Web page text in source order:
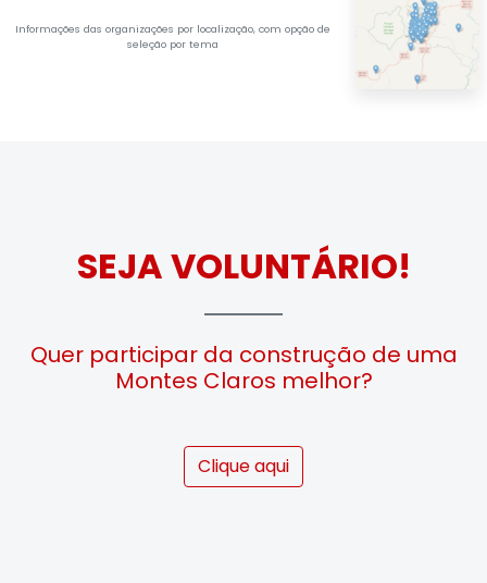
Informações das organizações por localização, com opção de
seleção por tema
SEJA VOLUNTÁRIO!
Quer participar da construção de uma
Montes Claros melhor?
Clique aqui